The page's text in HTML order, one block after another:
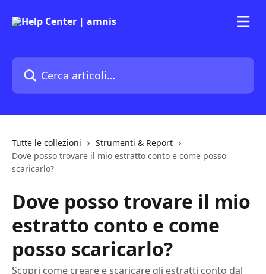
Cerca articoli…
Tutte le collezioni
Strumenti & Report
Dove posso trovare il mio estratto conto e come posso
scaricarlo?
Dove posso trovare il mio
estratto conto e come
posso scaricarlo?
Scopri come creare e scaricare gli estratti conto dal